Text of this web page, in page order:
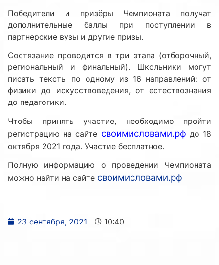
Победители и призёры Чемпионата получат
дополнительные баллы при поступлении в
партнерские вузы и другие призы.
Состязание проводится в три этапа (отборочный,
региональный и финальный). Школьники могут
писать тексты по одному из 16 направлений: от
физики до искусствоведения, от естествознания
до педагогики.
Чтобы принять участие, необходимо пройти
регистрацию на сайте своимисловами.рф до 18
октября 2021 года. Участие бесплатное.
Полную информацию о проведении Чемпионата
можно найти на сайте своимисловами.рф
23 сентября, 2021 10:40